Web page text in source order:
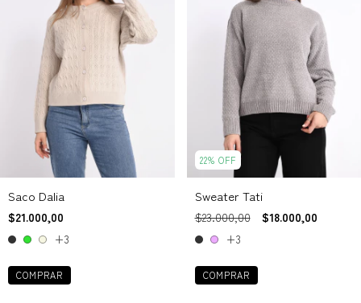
Saco Dalia
$21.000,00
+3
COMPRAR
22% OFF
Sweater Tati
$23.000,00 $18.000,00
+3
COMPRAR